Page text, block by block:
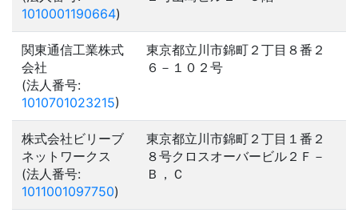
1010001190664)
関東通信工業株式
会社
(法人番号:
1010701023215)
東京都立川市錦町２丁目８番２
６－１０２号
株式会社ビリーブ
ネットワークス
(法人番号:
1011001097750)
東京都立川市錦町２丁目１番２
８号クロスオーバービル２Ｆ－
Ｂ，Ｃ